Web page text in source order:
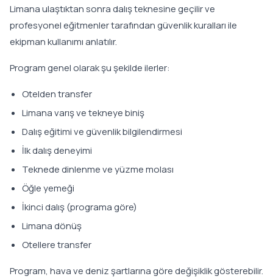
Limana ulaştıktan sonra dalış teknesine geçilir ve
profesyonel eğitmenler tarafından güvenlik kuralları ile
ekipman kullanımı anlatılır.
Program genel olarak şu şekilde ilerler:
Otelden transfer
Limana varış ve tekneye biniş
Dalış eğitimi ve güvenlik bilgilendirmesi
İlk dalış deneyimi
Teknede dinlenme ve yüzme molası
Öğle yemeği
İkinci dalış (programa göre)
Limana dönüş
Otellere transfer
Program, hava ve deniz şartlarına göre değişiklik gösterebilir.